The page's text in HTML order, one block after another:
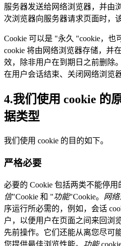
服务器发送给网络浏览器，并由
次浏览器向服务器请求页面时，
Cookie 可以是 "永久 "cookie，也
cookie 将由网络浏览器存储，并
效，除非用户在到期日之前删除
在用户会话结束、关闭网络浏览
4.我们使用 cookie 的
据类型
我们使用 cookie 的目的如下。
严格必要
必要的 Cookie 包括两类不能停用
信"Cookie 和 "功能"Cookie。 网
序运行所必需的，例如，会话
户，以便用户在页面之间来回浏
先前操作。它们还能从离您尽可
您提供最佳浏览性能。 功能